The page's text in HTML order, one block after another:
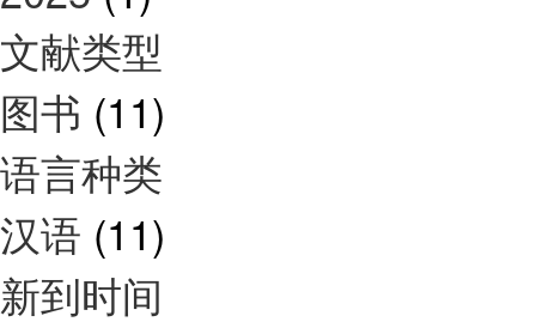
文献类型
图书 (11)
语言种类
汉语 (11)
新到时间